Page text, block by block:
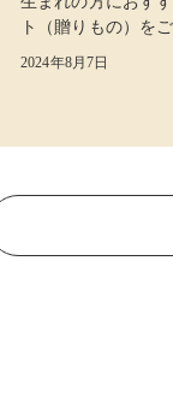
ト（贈りもの）を
2024年8月7日